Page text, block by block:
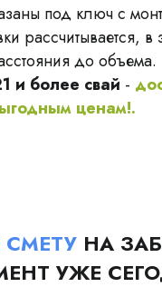
под ключ с
рассчитывается, в
до объема.
и более свай -
ценам!.
НА
УЖЕ